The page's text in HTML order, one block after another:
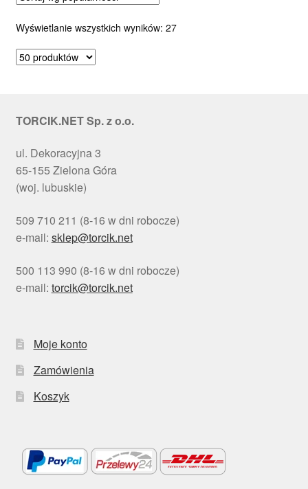
Wyświetlanie wszystkich wyników: 27Posortowane
TORCIK.NET Sp. z o.o.
ul. Dekoracyjna 3
65-155 Zielona Góra
(woj. lubuskie)
509 710 211 (8-16 w dni robocze)
e-mail: sklep@torcik.net
500 113 990 (8-16 w dni robocze)
e-mail: torcik@torcik.net
Moje konto
Zamówienia
Koszyk